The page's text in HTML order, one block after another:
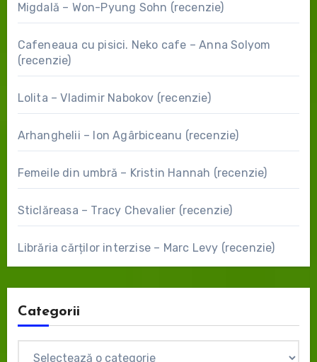
Migdală – Won-Pyung Sohn (recenzie)
Cafeneaua cu pisici. Neko cafe – Anna Solyom
(recenzie)
Lolita – Vladimir Nabokov (recenzie)
Arhanghelii – Ion Agârbiceanu (recenzie)
Femeile din umbră – Kristin Hannah (recenzie)
Sticlăreasa – Tracy Chevalier (recenzie)
Librăria cărților interzise – Marc Levy (recenzie)
Categorii